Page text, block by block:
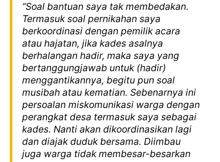
“Soal bantuan saya tak membedakan.
Termasuk soal pernikahan saya
berkoordinasi dengan pemilik acara
atau hajatan, jika kades asalnya
berhalangan hadir, maka saya yang
bertanggungjawab untuk (hadir)
menggantikannya, begitu pun soal
musibah atau kematian. Sebenarnya ini
persoalan miskomunikasi warga dengan
perangkat desa termasuk saya sebagai
kades. Nanti akan dikoordinasikan lagi
dan diajak duduk bersama. Diimbau
juga warga tidak membesar-besarkan